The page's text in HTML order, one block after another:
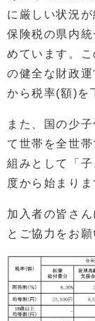
に厳しい状況
保険税の県内
めています。
の健全な財政
から税率(額)を
また、国の少
て世帯を全世
組みとして「
度から始まりま
加入者の皆さ
とご協力をお願